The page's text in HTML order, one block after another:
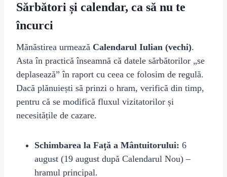
Sărbători și calendar, ca să nu te
încurci
Mănăstirea urmează Calendarul Iulian (vechi).
Asta în practică înseamnă că datele sărbătorilor „se
deplasează” în raport cu ceea ce folosim de regulă.
Dacă plănuiești să prinzi o hram, verifică din timp,
pentru că se modifică fluxul vizitatorilor și
necesitățile de cazare.
Schimbarea la Față a Mântuitorului: 6
august (19 august după Calendarul Nou) –
hramul principal.